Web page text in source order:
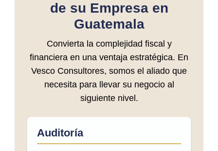
de su Empresa en
Guatemala
Convierta la complejidad fiscal y
financiera en una ventaja estratégica. En
Vesco Consultores, somos el aliado que
necesita para llevar su negocio al
siguiente nivel.
Auditoría